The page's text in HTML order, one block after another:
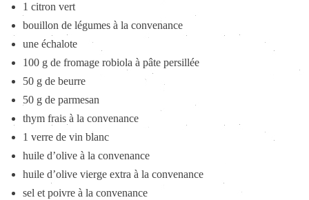
1 citron vert
bouillon de légumes à la convenance
une échalote
100 g de fromage robiola à pâte persillée
50 g de beurre
50 g de parmesan
thym frais à la convenance
1 verre de vin blanc
huile d’olive à la convenance
huile d’olive vierge extra à la convenance
sel et poivre à la convenance